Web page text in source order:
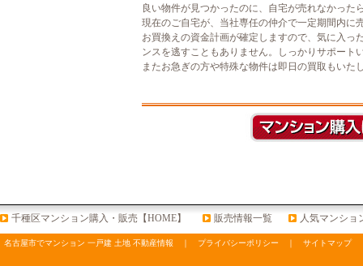
良い物件が見つかったのに、自宅が売れなかっ
現在のご自宅が、当社専任の仲介で一定期間内に
お買換えの資金計画が確定しますので、気に入
ンスを逃すこともありません。しっかりサポート
またお急ぎの方や特殊な物件は即日の買取もいた